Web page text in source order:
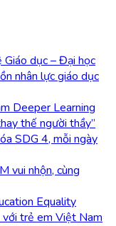
Giáo dục – Đại học
nhân lực giáo dục
Deeper Learning
thế người thầy”
SDG 4, mỗi ngày
vui nhộn, cùng
Equality
trẻ em Việt Nam